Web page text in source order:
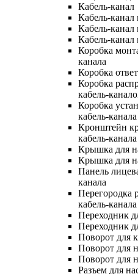
Кабель-канал
Кабель-
Кабель-
Кабель-
Коробка
канала
Коробка
Коробка
кабель-
Коробка
кабель-канала
Кронштейн
кабель-канала
Крышка для
Крышка для
Панель
канала
Перегородка
кабель-канала
Переходник
Переходник
Поворот для
Поворот для
Поворот для
Разъем для